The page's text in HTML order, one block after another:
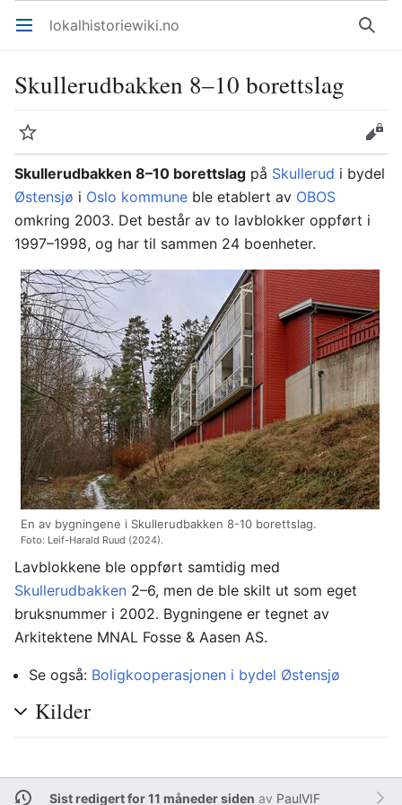
Åpne hovedmenyen lokalhistoriewiki.no Søk
Skullerudbakken 8–10 borettslag
Overvåk
Rediger
Skullerudbakken 8–10 borettslag på Skullerud i bydel
Østensjø i Oslo kommune ble etablert av OBOS
omkring 2003. Det består av to lavblokker oppført i
1997–1998, og har til sammen 24 boenheter.
En av bygningene i Skullerudbakken 8-10 borettslag.
Foto: Leif-Harald Ruud (2024).
Lavblokkene ble oppført samtidig med
Skullerudbakken 2–6, men de ble skilt ut som eget
bruksnummer i 2002. Bygningene er tegnet av
Arkitektene MNAL Fosse & Aasen AS.
Se også: Boligkooperasjonen i bydel Østensjø
Kilder
Sist redigert for 11 måneder siden av PaulVIF